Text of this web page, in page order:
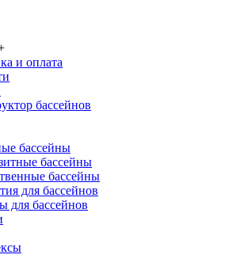
и оплата
бассейнов
бассейны
бассейны
бассейны
для бассейнов
для бассейнов